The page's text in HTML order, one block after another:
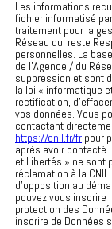
Les informations
fichier informatisé
traitement pour la
Réseau qui reste
personnelles. La
de l'Agence / du
suppression et sont
la loi « informatique
rectification,
vos données. Vous
contactant
https://cnil.fr/fr pour
après avoir contacté
et Libertés » ne sont
réclamation à la
d'opposition au
pouvez vous inscrire
protection des
inscrire de Données